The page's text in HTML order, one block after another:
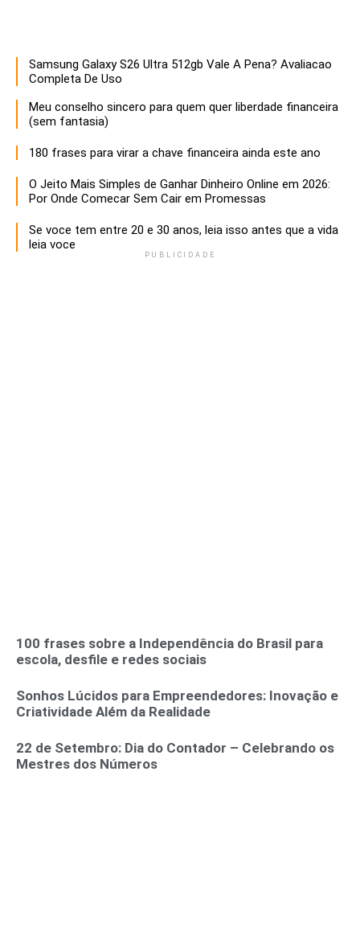
Samsung Galaxy S26 Ultra 512gb Vale A Pena? Avaliacao
Completa De Uso
Meu conselho sincero para quem quer liberdade financeira
(sem fantasia)
180 frases para virar a chave financeira ainda este ano
O Jeito Mais Simples de Ganhar Dinheiro Online em 2026:
Por Onde Comecar Sem Cair em Promessas
Se voce tem entre 20 e 30 anos, leia isso antes que a vida
leia voce
PUBLICIDADE
100 frases sobre a Independência do Brasil para
escola, desfile e redes sociais
Sonhos Lúcidos para Empreendedores: Inovação e
Criatividade Além da Realidade
22 de Setembro: Dia do Contador – Celebrando os
Mestres dos Números